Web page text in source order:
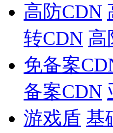
高防CDN
转CDN 高
免备案
备案CDN
游戏盾 基